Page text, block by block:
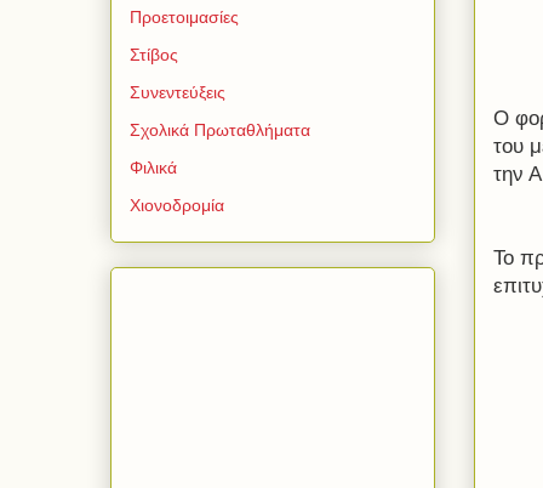
Ο
του
την
Το
Προετοιμασίες
Στίβος
Συνεντεύξεις
Σχολικά Πρωταθλήματα
Φιλικά
Χιονοδρομία